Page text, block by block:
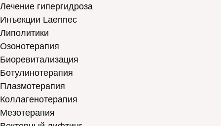
Лечение гипергидроза
Инъекции Laennec
Липолитики
Озонотерапия
Биоревитализация
Ботулинотерапия
Плазмотерапия
Коллагенотерапия
Мезотерапия